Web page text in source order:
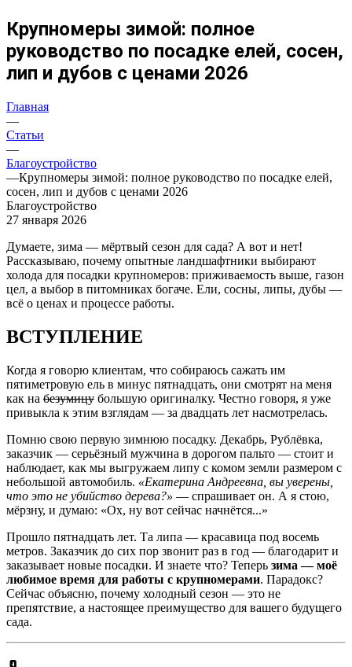
Крупномеры зимой: полное
руководство по посадке елей, сосен,
лип и дубов с ценами 2026
Главная
—
Статьи
—
Благоустройство
—Крупномеры зимой: полное руководство по посадке елей,
сосен, лип и дубов с ценами 2026
Благоустройство
27 января 2026
Думаете, зима — мёртвый сезон для сада? А вот и нет!
Рассказываю, почему опытные ландшафтники выбирают
холода для посадки крупномеров: приживаемость выше, газон
цел, а выбор в питомниках богаче. Ели, сосны, липы, дубы —
всё о ценах и процессе работы.
ВСТУПЛЕНИЕ
Когда я говорю клиентам, что собираюсь сажать им
пятиметровую ель в минус пятнадцать, они смотрят на меня
как на безумицу большую оригиналку. Честно говоря, я уже
привыкла к этим взглядам — за двадцать лет насмотрелась.
Помню свою первую зимнюю посадку. Декабрь, Рублёвка,
заказчик — серьёзный мужчина в дорогом пальто — стоит и
наблюдает, как мы выгружаем липу с комом земли размером с
небольшой автомобиль. «Екатерина Андреевна, вы уверены,
что это не убийство дерева?» — спрашивает он. А я стою,
мёрзну, и думаю: «Ох, ну вот сейчас начнётся...»
Прошло пятнадцать лет. Та липа — красавица под восемь
метров. Заказчик до сих пор звонит раз в год — благодарит и
заказывает новые посадки. И знаете что? Теперь зима — моё
любимое время для работы с крупномерами. Парадокс?
Сейчас объясню, почему холодный сезон — это не
препятствие, а настоящее преимущество для вашего будущего
сада.